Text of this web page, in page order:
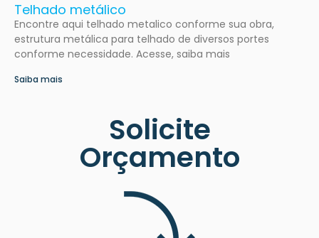
Telhado metálico
Encontre aqui telhado metalico conforme sua obra,
estrutura metálica para telhado de diversos portes
conforme necessidade. Acesse, saiba mais
Saiba mais
Solicite
Orçamento